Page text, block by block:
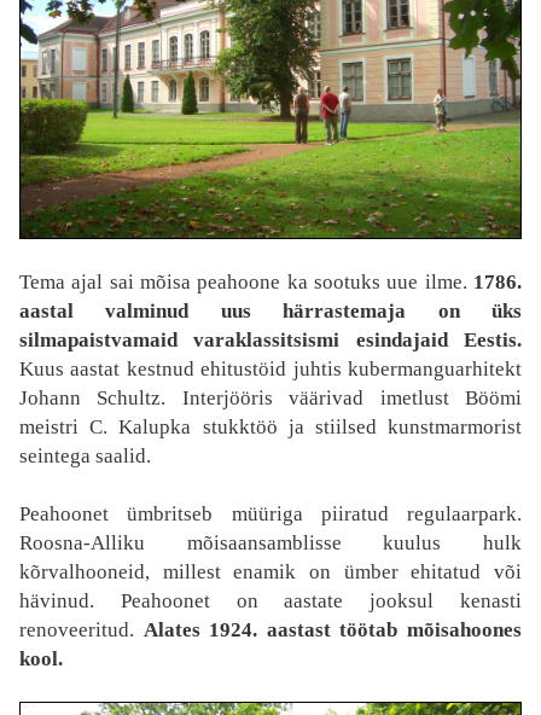
Tema ajal sai mõisa peahoone ka sootuks uue ilme. 1786.
aastal valminud uus härrastemaja on üks
silmapaistvamaid varaklassitsismi esindajaid Eestis.
Kuus aastat kestnud ehitustöid juhtis kubermanguarhitekt
Johann Schultz. Interjööris väärivad imetlust Böömi
meistri C. Kalupka stukktöö ja stiilsed kunstmarmorist
seintega saalid.
Peahoonet ümbritseb müüriga piiratud regulaarpark.
Roosna-Alliku mõisaansamblisse kuulus hulk
kõrvalhooneid, millest enamik on ümber ehitatud või
hävinud. Peahoonet on aastate jooksul kenasti
renoveeritud. Alates 1924. aastast töötab mõisahoones
kool.